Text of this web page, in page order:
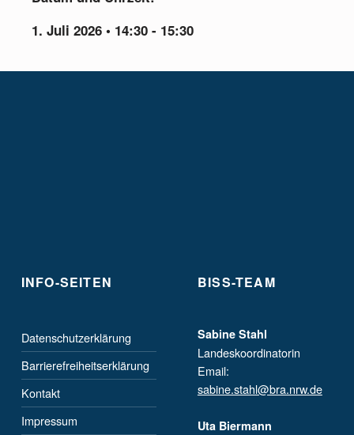
1. Juli 2026 • 14:30 - 15:30
INFO-SEITEN
Datenschutzerklärung
Barrierefreiheitserklärung
Kontakt
Impressum
BISS-TEAM
Sabine Stahl
Landeskoordinatorin
Email:
sabine.stahl@bra.nrw.de
Uta Biermann